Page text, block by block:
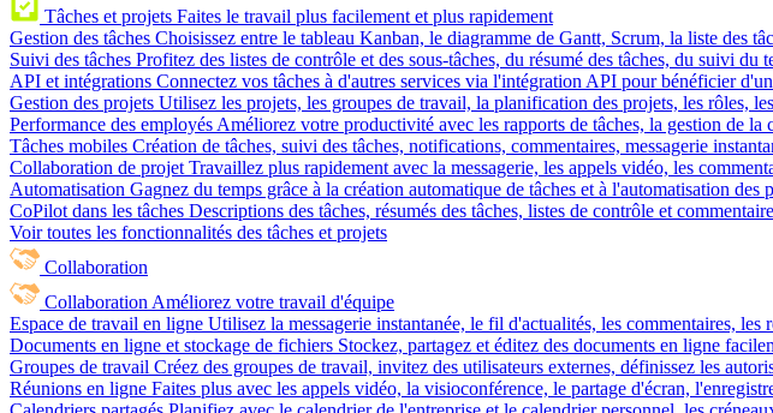
Tâches et projets Faites le travail plus facilement et plus rapidement
Gestion des tâches Choisissez entre le tableau Kanban, le diagramme de Gantt, Scrum, la liste des
Suivi des tâches Profitez des listes de contrôle et des sous-tâches, du résumé des tâches, du suivi du
API et intégrations Connectez vos tâches à d'autres services via l'intégration API pour bénéficier
Gestion des projets Utilisez les projets, les groupes de travail, la planification des projets, les rôles,
Performance des employés Améliorez votre productivité avec les rapports de tâches, la gestion de
Tâches mobiles Création de tâches, suivi des tâches, notifications, commentaires, messagerie
Collaboration de projet Travaillez plus rapidement avec la messagerie, les appels vidéo, les
Automatisation Gagnez du temps grâce à la création automatique de tâches et à l'automatisation des
CoPilot dans les tâches Descriptions des tâches, résumés des tâches, listes de contrôle et
Voir toutes les fonctionnalités des tâches et projets
Collaboration
Collaboration Améliorez votre travail d'équipe
Espace de travail en ligne Utilisez la messagerie instantanée, le fil d'actualités, les commentaires,
Documents en ligne et stockage de fichiers Stockez, partagez et éditez des documents en ligne
Groupes de travail Créez des groupes de travail, invitez des utilisateurs externes, définissez les
Réunions en ligne Faites plus avec les appels vidéo, la visioconférence, le partage d'écran,